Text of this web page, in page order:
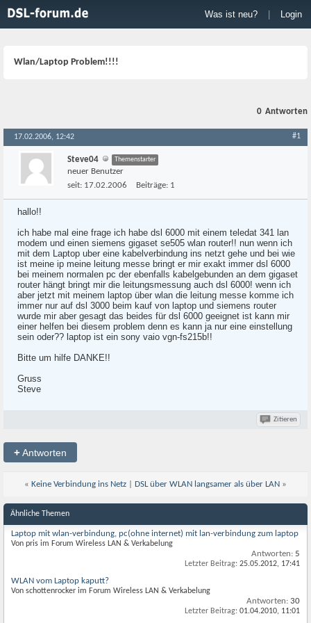
Was ist neu? Login
Wlan/Laptop Problem!!!!
0 Antworten
17.02.2006, 12:42 #1
Steve04 Themenstarter
neuer Benutzer
seit: 17.02.2006 Beiträge: 1
hallo!!
ich habe mal eine frage ich habe dsl 6000 mit einem teledat 341 lan
modem und einen siemens gigaset se505 wlan router!! nun wenn ich
mit dem Laptop uber eine kabelverbindung ins netzt gehe und bei wie
ist meine ip meine leitung messe bringt er mir exakt immer dsl 6000
bei meinem normalen pc der ebenfalls kabelgebunden an dem gigaset
router hängt bringt mir die leitungsmessung auch dsl 6000! wenn ich
aber jetzt mit meinem laptop über wlan die leitung messe komme ich
immer nur auf dsl 3000 beim kauf von laptop und siemens router
wurde mir aber gesagt das beides für dsl 6000 geeignet ist kann mir
einer helfen bei diesem problem denn es kann ja nur eine einstellung
sein oder?? laptop ist ein sony vaio vgn-fs215b!!
Bitte um hilfe DANKE!!
Gruss
Steve
Zitieren
+Antworten
« Keine Verbindung ins Netz DSL über WLAN langsamer als über LAN »
Ähnliche Themen
Laptop mit wlan-verbindung, pc(ohne internet) mit lan-verbindung zum laptop
Von pris im Forum Wireless LAN & Verkabelung
Antworten: 5
Letzter Beitrag: 25.05.2012, 17:41
WLAN vom Laptop kaputt?
Von schottenrocker im Forum Wireless LAN & Verkabelung
Antworten: 30
Letzter Beitrag: 01.04.2010, 11:01